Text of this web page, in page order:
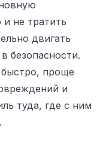
не тратить
двигать
безопасности.
проще
и
туда, где с ним